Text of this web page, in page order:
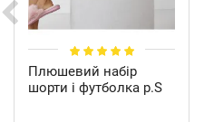
Плюшевий набір
шорти і футболка р.S